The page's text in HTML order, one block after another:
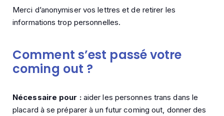
Merci d’anonymiser vos lettres et de retirer les
informations trop personnelles.
Comment s’est passé votre
coming out ?
Nécessaire pour :aider les personnes trans dans le
placard à se préparer à un futur coming out, donner des